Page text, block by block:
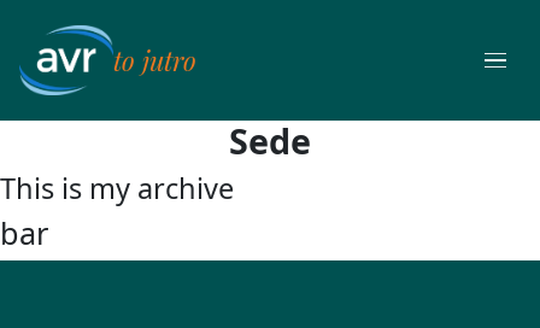
treści
to jutro
Sede
This is my archive
bar